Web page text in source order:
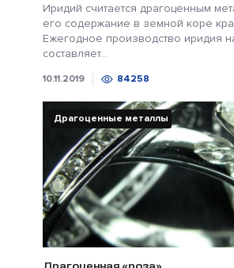
Иридий считается драгоценным
его содержание в земной коре
Ежегодное производство иридия
составляет...
10.11.2019 84258
Драгоценные металлы